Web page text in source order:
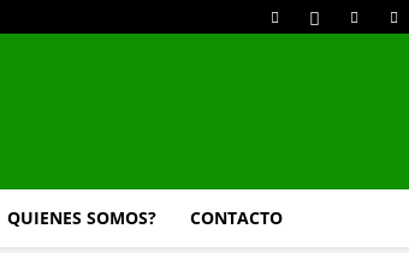
QUIENES SOMOS? CONTACTO